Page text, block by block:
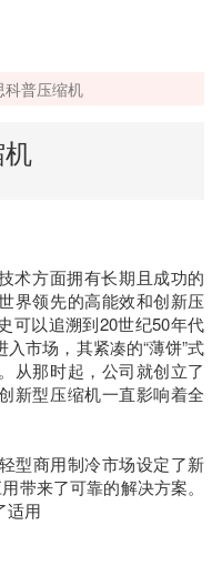
科普压缩机
术方面拥有长期且成功的
界领先的高能效和创新压
可以追溯到20世纪50年代
市场，其紧凑的“薄饼”式
从那时起，公司就创立了
新型压缩机一直影响着全
型商用制冷市场设定了新
带来了可靠的解决方案。
适用